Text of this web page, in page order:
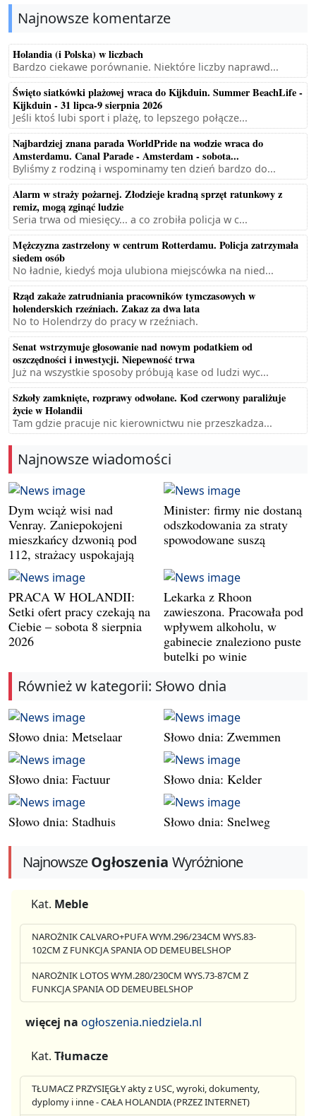
Najnowsze komentarze
Holandia (i Polska) w liczbach
Bardzo ciekawe porównanie. Niektóre liczby naprawd...
Święto siatkówki plażowej wraca do Kijkduin. Summer BeachLife -
Kijkduin - 31 lipca-9 sierpnia 2026
Jeśli ktoś lubi sport i plażę, to lepszego połącze...
Najbardziej znana parada WorldPride na wodzie wraca do
Amsterdamu. Canal Parade - Amsterdam - sobota...
Byliśmy z rodziną i wspominamy ten dzień bardzo do...
Alarm w straży pożarnej. Złodzieje kradną sprzęt ratunkowy z
remiz, mogą zginąć ludzie
Seria trwa od miesięcy... a co zrobiła policja w c...
Mężczyzna zastrzelony w centrum Rotterdamu. Policja zatrzymała
siedem osób
No ładnie, kiedyś moja ulubiona miejscówka na nied...
Rząd zakaże zatrudniania pracowników tymczasowych w
holenderskich rzeźniach. Zakaz za dwa lata
No to Holendrzy do pracy w rzeźniach.
Senat wstrzymuje głosowanie nad nowym podatkiem od
oszczędności i inwestycji. Niepewność trwa
Już na wszystkie sposoby próbują kase od ludzi wyc...
Szkoły zamknięte, rozprawy odwołane. Kod czerwony paraliżuje
życie w Holandii
Tam gdzie pracuje nic kierownictwu nie przeszkadza...
Najnowsze wiadomości
Dym wciąż wisi nad
Venray. Zaniepokojeni
mieszkańcy dzwonią pod
112, strażacy uspokajają
Minister: firmy nie dostaną
odszkodowania za straty
spowodowane suszą
PRACA W HOLANDII:
Setki ofert pracy czekają na
Ciebie – sobota 8 sierpnia
2026
Lekarka z Rhoon
zawieszona. Pracowała pod
wpływem alkoholu, w
gabinecie znaleziono puste
butelki po winie
Również w kategorii: Słowo dnia
Słowo dnia: Metselaar Słowo dnia: Zwemmen
Słowo dnia: Factuur Słowo dnia: Kelder
Słowo dnia: Stadhuis Słowo dnia: Snelweg
NajnowszeOgłoszenia Wyróżnione
Kat. Meble
NAROŻNIK CALVARO+PUFA WYM.296/234CM WYS.83-
102CM Z FUNKCJA SPANIA OD DEMEUBELSHOP
NAROŻNIK LOTOS WYM.280/230CM WYS.73-87CM Z
FUNKCJA SPANIA OD DEMEUBELSHOP
więcej na ogłoszenia.niedziela.nl
Kat. Tłumacze
TŁUMACZ PRZYSIĘGŁY akty z USC, wyroki, dokumenty,
dyplomy i inne - CAŁA HOLANDIA (PRZEZ INTERNET)